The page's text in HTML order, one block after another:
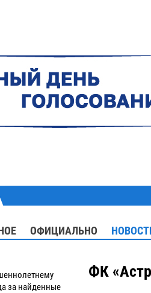
ОФИЦИАЛЬНО
за найденные
ФК